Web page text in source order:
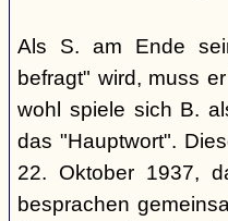
Als S. am Ende
befragt" wird, muss
wohl spiele sich B.
das "Hauptwort".
22. Oktober 1937,
besprachen